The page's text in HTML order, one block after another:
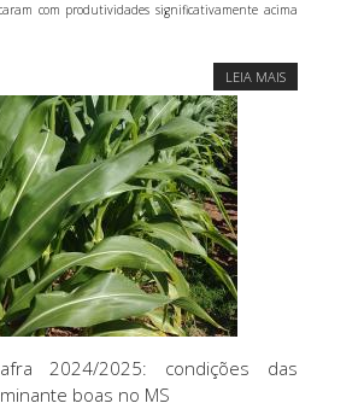
com produtividades significativamente acima
LEIA MAIS
2024/2025: condições das
boas no MS